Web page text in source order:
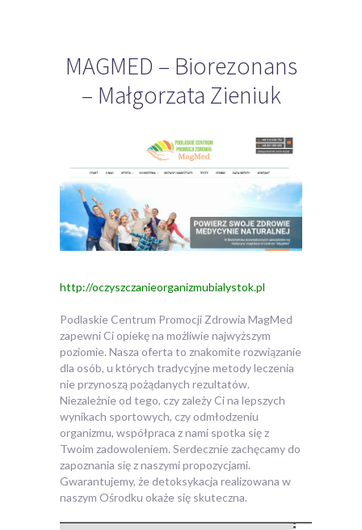
MAGMED – Biorezonans
– Małgorzata Zieniuk
http://oczyszczanieorganizmubialystok.pl
Podlaskie Centrum Promocji Zdrowia MagMed
zapewni Ci opiekę na możliwie najwyższym
poziomie. Nasza oferta to znakomite rozwiązanie
dla osób, u których tradycyjne metody leczenia
nie przynoszą pożądanych rezultatów.
Niezależnie od tego, czy zależy Ci na lepszych
wynikach sportowych, czy odmłodzeniu
organizmu, współpraca z nami spotka się z
Twoim zadowoleniem. Serdecznie zachęcamy do
zapoznania się z naszymi propozycjami.
Gwarantujemy, że detoksykacja realizowana w
naszym Ośrodku okaże się skuteczna.